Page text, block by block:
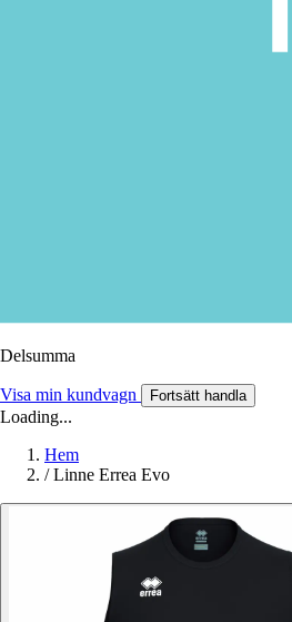
Delsumma
Visa min kundvagn Fortsätt handla
Loading...
Hem
/ Linne Errea Evo